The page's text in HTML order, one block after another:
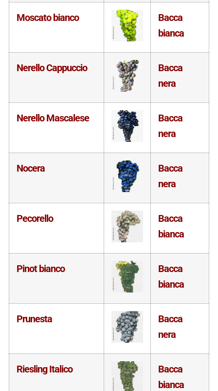
Moscato bianco
Bacca
bianca
Nerello Cappuccio
Bacca
nera
Nerello Mascalese
Bacca
nera
Nocera
Bacca
nera
Pecorello
Bacca
bianca
Pinot bianco
Bacca
bianca
Prunesta
Bacca
nera
Riesling Italico
Bacca
bianca